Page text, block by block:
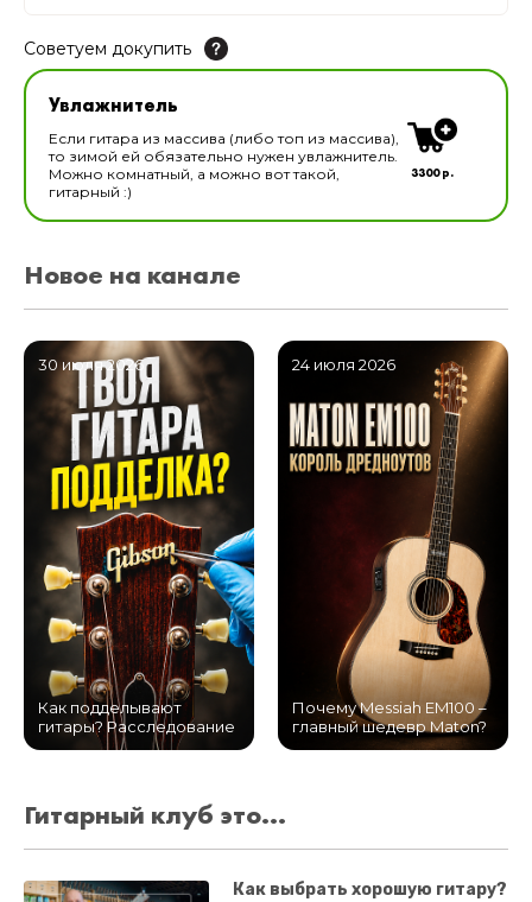
Советуем докупить
Увлажнитель для музыкальных инструментов
В наличии
Увлажнитель
Если гитара из массива (либо топ из массива),
то зимой ей обязательно нужен увлажнитель.
Можно комнатный, а можно вот такой,
гитарный :)
3300 р.
Новое на канале
30 июля 2026
Как подделывают
гитары? Расследование
24 июля 2026
Почему Messiah EM100 –
главный шедевр Maton?
Гитарный клуб это...
Как выбрать хорошую гитару?